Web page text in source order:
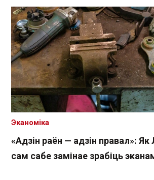
«Адзін раён — адзін правал»:
сам сабе замінае зрабіць
Эканоміка